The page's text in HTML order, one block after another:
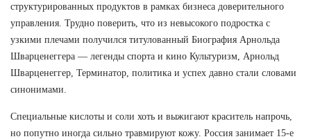
структурированных продуктов в рамках бизнеса доверительного
управления. Трудно поверить, что из невысокого подростка с
узкими плечами получился титулованный Биография Арнольда
Шварценеггера — легенды спорта и кино Культуризм, Арнольд
Шварценеггер, Терминатор, политика и успех давно стали словами
синонимами.
Специальные кислоты и соли хоть и выжигают краситель напрочь,
но попутно иногда сильно травмируют кожу. Россия занимает 15-е